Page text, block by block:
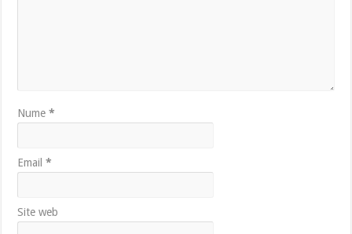
Nume*
Email*
Site web